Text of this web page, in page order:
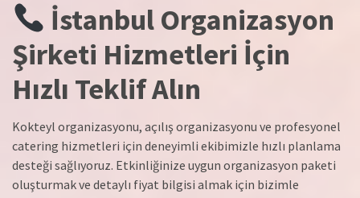
İstanbul Organizasyon
Şirketi Hizmetleri İçin
Hızlı Teklif Alın
Kokteyl organizasyonu, açılış organizasyonu ve profesyonel
catering hizmetleri için deneyimli ekibimizle hızlı planlama
desteği sağlıyoruz. Etkinliğinize uygun organizasyon paketi
oluşturmak ve detaylı fiyat bilgisi almak için bizimle